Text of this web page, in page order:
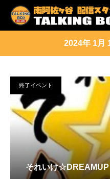
2024年 1月
終了イベント
それいけ☆DREAMUP